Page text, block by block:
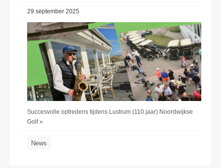
29 september 2025
Succesvolle optredens tijdens Lustrum (110 jaar) Noordwijkse
Golf »
News